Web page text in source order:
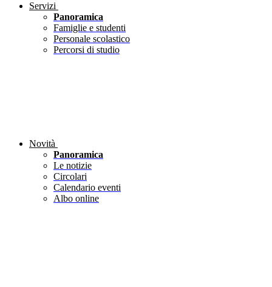
Servizi
Panoramica
Famiglie e studenti
Personale scolastico
Percorsi di studio
Novità
Panoramica
Le notizie
Circolari
Calendario eventi
Albo online